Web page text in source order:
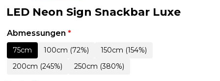
LED Neon Sign Snackbar Luxe
Abmessungen *
75cm 100cm (72%)
150cm (154%)
200cm (245%)
250cm (380%)